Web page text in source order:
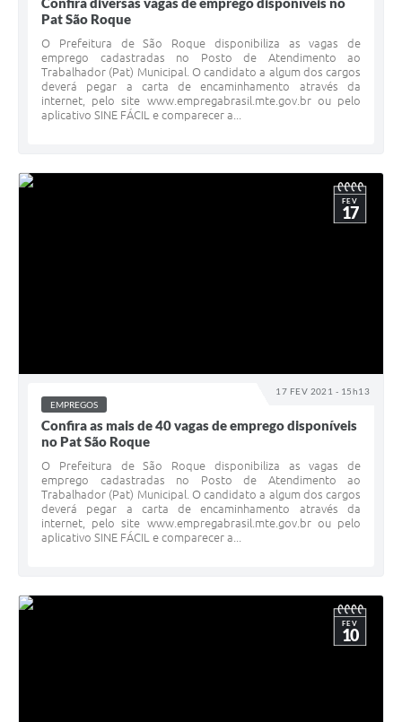
Pat São Roque
O Prefeitura de São Roque disponibiliza as vagas de
emprego cadastradas no Posto de Atendimento ao
Trabalhador (Pat) Municipal. O candidato a algum dos cargos
deverá pegar a carta de encaminhamento através da
internet, pelo site www.empregabrasil.mte.gov.br ou pelo
aplicativo SINE FÁCIL e comparecer a...
17 FEV 2021 - 15h13
FEV
17
EMPREGOS
Confira as mais de 40 vagas de emprego disponíveis
no Pat São Roque
O Prefeitura de São Roque disponibiliza as vagas de
emprego cadastradas no Posto de Atendimento ao
Trabalhador (Pat) Municipal. O candidato a algum dos cargos
deverá pegar a carta de encaminhamento através da
internet, pelo site www.empregabrasil.mte.gov.br ou pelo
aplicativo SINE FÁCIL e comparecer a...
FEV
10